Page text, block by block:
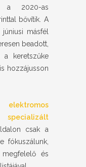
a 2020-as
bővítik. A
másfél
beadott,
keretszűke
hozzájusson
elektromos
csak a
fókuszálunk,
és